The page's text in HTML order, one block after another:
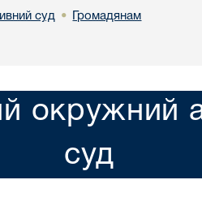
суд • Громадянам
окружний
суд